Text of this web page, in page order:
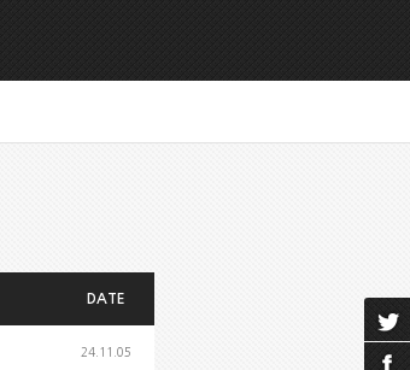
DATE
24.11.05